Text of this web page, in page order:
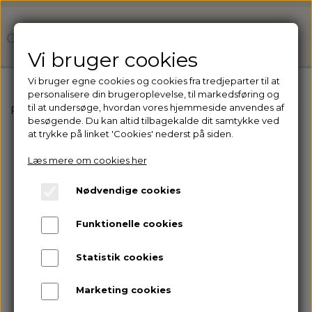
Forside Ejer du en klinik? Få adgang til vores
Vi bruger cookies
Vi bruger egne cookies og cookies fra tredjeparter til at
personalisere din brugeroplevelse, til markedsføring og
til at undersøge, hvordan vores hjemmeside anvendes af
besøgende. Du kan altid tilbagekalde dit samtykke ved
at trykke på linket 'Cookies' nederst på siden.
Læs mere om cookies her
Nødvendige cookies
Funktionelle cookies
Statistik cookies
Marketing cookies